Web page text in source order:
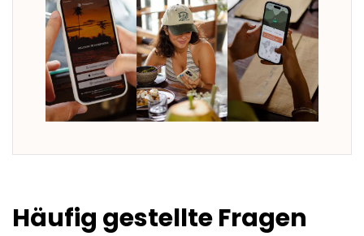
Häufig gestellte Fragen